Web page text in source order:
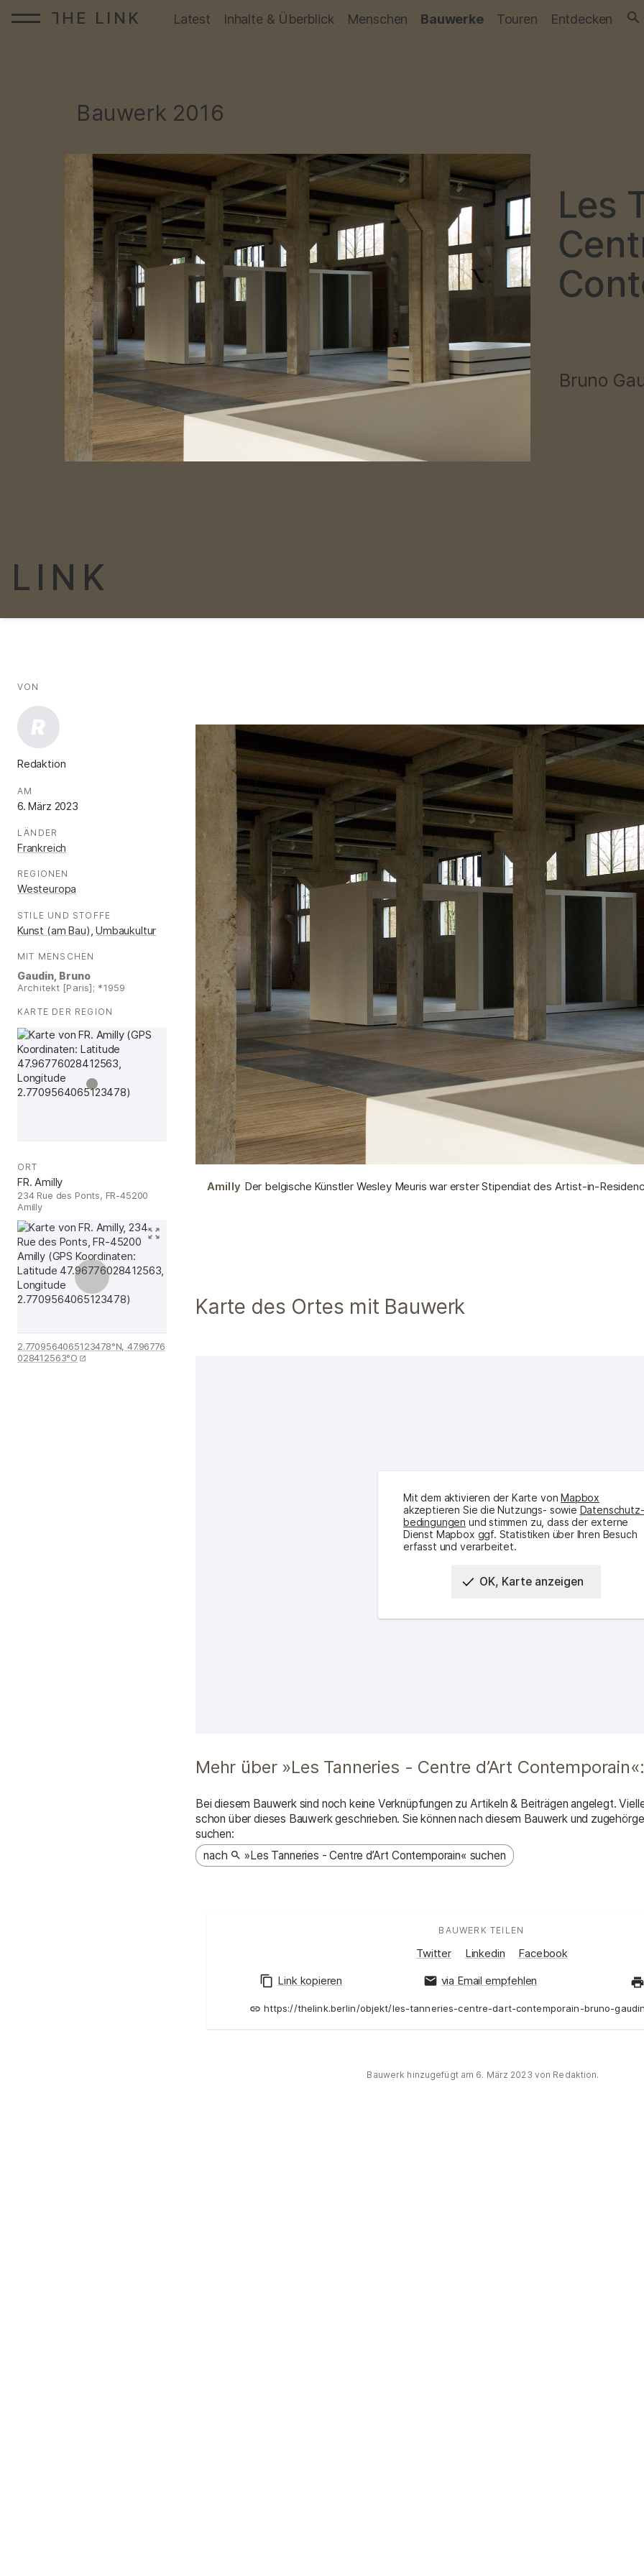
Zum Inhalt springen
T
HE LINK Startseite:
Latest Inhalte & Überblick Menschen Bauwerke Touren Entdecken
Les
Bauwerk 2016
Bruno
Fakten
VON
R
Redaktion
AM
6. März 2023
LÄNDER
Frankreich
REGIONEN
Westeuropa
STILE UND STOFFE
Kunst (am Bau),Umbaukultur
MIT MENSCHEN
Gaudin, Bruno
Architekt [Paris]; *1959
KARTE DER REGION
ORT
FR. Amilly
234 Rue des Ponts, FR-45200
Amilly
2.7709564065123478°N, 47.96776
028412563°O
Amilly Der belgische Künstler Wesley Meuris war erster Stipendiat des Artist-in-
Karte des Ortes mit Bauwerk
Mit dem aktivieren der Karte vonMapbox
akzeptieren Sie die Nutzungs- sowie Daten­schutz­
bedingungen und stimmen zu, dass der externe
Dienst Mapbox ggf. Statistiken über Ihren Besuch
erfasst und verarbeitet.
OK, Karte anzeigen
Mehr über »Les Tanneries - Centre d’Art Contemporain«:
Bei diesem Bauwerk sind noch keine Verknüpfungen zu Artikeln & Beiträgen angelegt.
schon über dieses Bauwerk geschrieben. Sie können nach diesem Bauwerk und
suchen:
nach
»Les Tanneries - Centre d’Art Contemporain« suchen
BAUWERK TEILEN
Auf Social Media teilen:
Twitter Linkedin Facebook
Link kopieren via Email empfehlen
https://thelink.berlin/objekt/les-tanneries-centre-dart-contemporain-bruno-
Bauwerk hinzugefügt am 6. März 2023 von Redaktion.